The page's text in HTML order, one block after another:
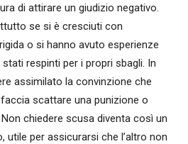
di attirare un giudizio negativo.
se si è cresciuti con
o si hanno avuto esperienze
respinti per i propri sbagli. In
assimilato la convinzione che
scattare una punizione o
chiedere scusa diventa così un
utile per assicurarsi che l’altro non